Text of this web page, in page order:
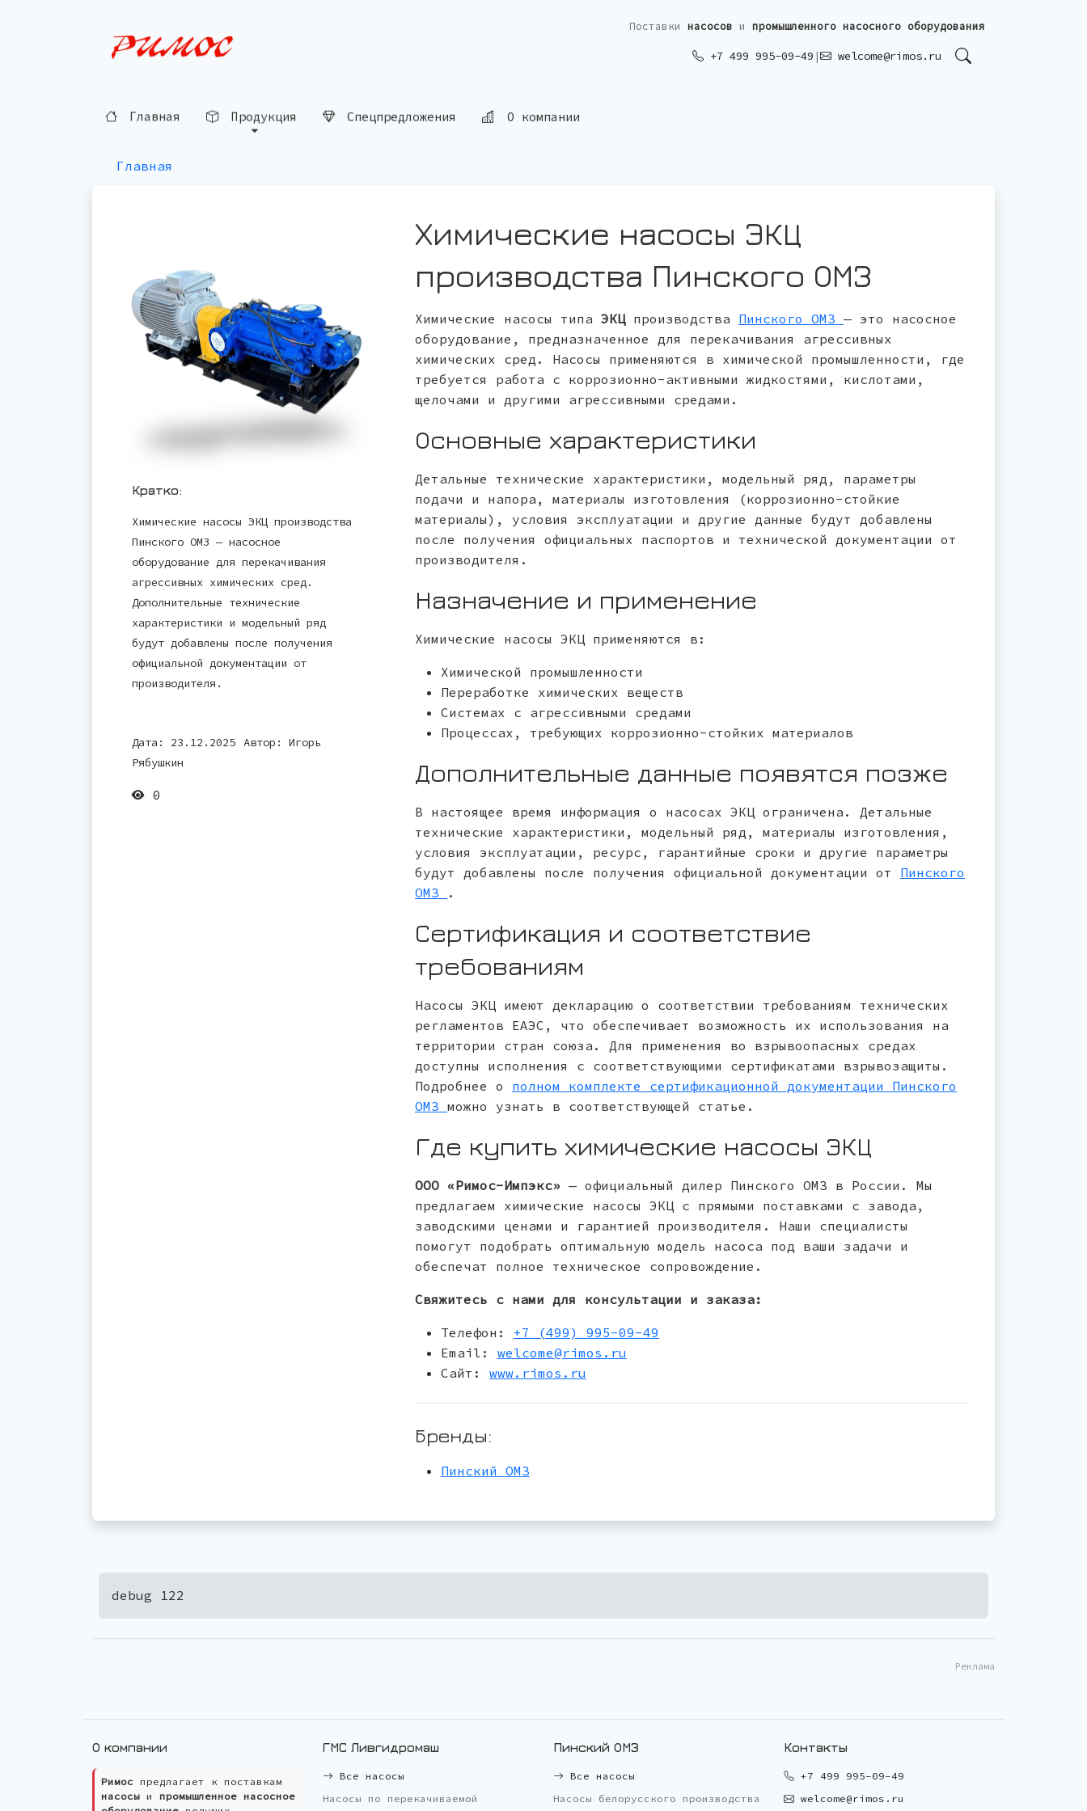
Поставки насосов и промышленного насосного оборудования
+7 499 995-09-49 | welcome@rimos.ru
Главная Продукция Спецпредложения О компании
Главная
Кратко:
Химические насосы ЭКЦ производства
Пинского ОМЗ — насосное
оборудование для перекачивания
агрессивных химических сред.
Дополнительные технические
характеристики и модельный ряд
будут добавлены после получения
официальной документации от
производителя.
Дата: 23.12.2025 Автор: Игорь
Рябушкин
0
Химические насосы ЭКЦ
производства Пинского ОМЗ
Химические насосы типа ЭКЦ производства Пинского ОМЗ — это насосное
оборудование, предназначенное для перекачивания агрессивных
химических сред. Насосы применяются в химической промышленности, где
требуется работа с коррозионно-активными жидкостями, кислотами,
щелочами и другими агрессивными средами.
Основные характеристики
Детальные технические характеристики, модельный ряд, параметры
подачи и напора, материалы изготовления (коррозионно-стойкие
материалы), условия эксплуатации и другие данные будут добавлены
после получения официальных паспортов и технической документации от
производителя.
Назначение и применение
Химические насосы ЭКЦ применяются в:
Химической промышленности
Переработке химических веществ
Системах с агрессивными средами
Процессах, требующих коррозионно-стойких материалов
Дополнительные данные появятся позже
В настоящее время информация о насосах ЭКЦ ограничена. Детальные
технические характеристики, модельный ряд, материалы изготовления,
условия эксплуатации, ресурс, гарантийные сроки и другие параметры
будут добавлены после получения официальной документации от Пинского
ОМЗ
.
Сертификация и соответствие
требованиям
Насосы ЭКЦ имеют декларацию о соответствии требованиям технических
регламентов ЕАЭС, что обеспечивает возможность их использования на
территории стран союза. Для применения во взрывоопасных средах
доступны исполнения с соответствующими сертификатами взрывозащиты.
Подробнее о полном комплекте сертификационной документации Пинского
ОМЗ можно узнать в соответствующей статье.
Где купить химические насосы ЭКЦ
ООО «Римос-Импэкс» — официальный дилер Пинского ОМЗ в России. Мы
предлагаем химические насосы ЭКЦ с прямыми поставками с завода,
заводскими ценами и гарантией производителя. Наши специалисты
помогут подобрать оптимальную модель насоса под ваши задачи и
обеспечат полное техническое сопровождение.
Свяжитесь с нами для консультации и заказа:
Телефон: +7 (499) 995-09-49
Email: welcome@rimos.ru
Сайт: www.rimos.ru
Бренды:
Пинский ОМЗ
debug 122
Реклама
О компании
Римос предлагает к поставкам
насосы и промышленное насосное
ГМС Ливгидромаш
Все насосы
Насосы по перекачиваемой
Пинский ОМЗ
Все насосы
Насосы белорусского производства
Контакты
+7 499 995-09-49
welcome@rimos.ru